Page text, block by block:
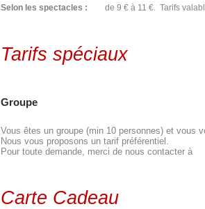
Selon les spectacles : de 9 € à 11 €. Tarifs
Tarifs spéciaux
Groupe
Vous êtes un groupe (min 10 personnes) et vous
Nous vous proposons un tarif préférentiel.
Pour toute demande, merci de nous contacter à
Carte Cadeau